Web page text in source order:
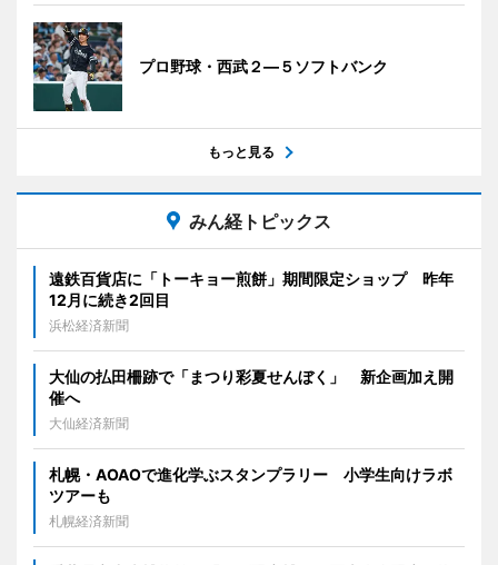
プロ野球・西武２―５ソフトバンク
もっと見る
みん経トピックス
遠鉄百貨店に「トーキョー煎餅」期間限定ショップ 昨年
12月に続き2回目
浜松経済新聞
大仙の払田柵跡で「まつり彩夏せんぼく」 新企画加え開
催へ
大仙経済新聞
札幌・AOAOで進化学ぶスタンプラリー 小学生向けラボ
ツアーも
札幌経済新聞